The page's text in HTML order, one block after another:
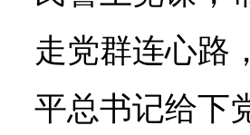
走党群连心路
平总书记给下